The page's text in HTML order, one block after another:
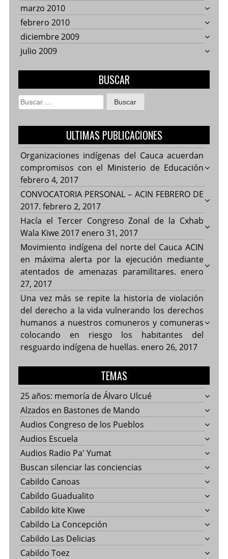
marzo 2010
febrero 2010
diciembre 2009
julio 2009
BUSCAR
Buscar:
ULTIMAS PUBLICACIONES
Organizaciones indígenas del Cauca acuerdan
compromisos con el Ministerio de Educación
febrero 4, 2017
CONVOCATORIA PERSONAL – ACIN FEBRERO DE
2017. febrero 2, 2017
Hacía el Tercer Congreso Zonal de la Cxhab
Wala Kiwe 2017 enero 31, 2017
Movimiento indígena del norte del Cauca ACIN
en máxima alerta por la ejecución mediante
atentados de amenazas paramilitares. enero
27, 2017
Una vez más se repite la historia de violación
del derecho a la vida vulnerando los derechos
humanos a nuestros comuneros y comuneras
colocando en riesgo los habitantes del
resguardo indígena de huellas. enero 26, 2017
TEMAS
25 años: memoría de Álvaro Ulcué
Alzados en Bastones de Mando
Audios Congreso de los Pueblos
Audios Escuela
Audios Radio Pa' Yumat
Buscan silenciar las conciencias
Cabildo Canoas
Cabildo Guadualito
Cabildo kite Kiwe
Cabildo La Concepción
Cabildo Las Delicias
Cabildo Toez